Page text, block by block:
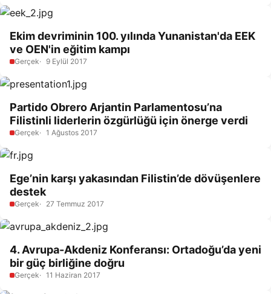
Ekim devriminin 100. yılında Yunanistan'da EEK
ve OEN'in eğitim kampı
Gerçek 9 Eylül 2017
Partido Obrero Arjantin Parlamentosu’na
Filistinli liderlerin özgürlüğü için önerge verdi
Gerçek 1 Ağustos 2017
Ege’nin karşı yakasından Filistin’de dövüşenlere
destek
Gerçek 27 Temmuz 2017
4. Avrupa-Akdeniz Konferansı: Ortadoğu’da yeni
bir güç birliğine doğru
Gerçek 11 Haziran 2017